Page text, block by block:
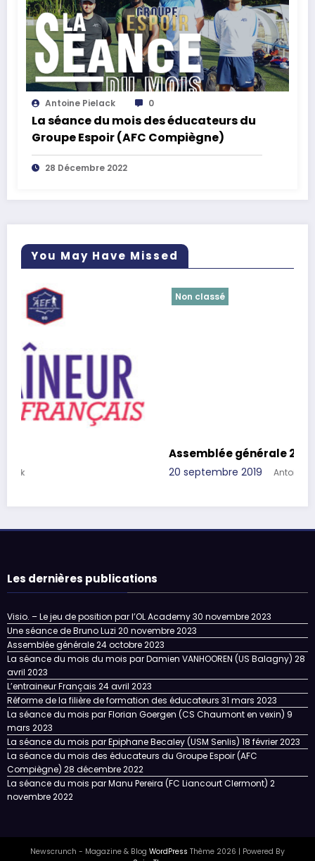
Antoine Pielack 0
La séance du mois des éducateurs du
Groupe Espoir (AFC Compiègne)
28 Décembre 2022
You May Have Missed
Non classé
Assemblée générale 2019
Antoine Pielack
Les dernières publications
Visio. – Le jeu de position par l’OL Academy30 novembre 2023
Une séance de Bruno Luzi 20 novembre 2023
Assemblée générale24 octobre 2023
La séance du mois du mois par Damien VANHOOREN (US Balagny) 28
avril 2023
L’entraineur Français 24 avril 2023
Réforme de la filière de formation des éducateurs 31 mars 2023
La séance du mois par Florian Goergen (CS Chaumont en vexin) 9
mars 2023
La séance du mois par Epiphane Becaley (USM Senlis) 18 février 2023
La séance du mois des éducateurs du Groupe Espoir (AFC
Compiègne) 28 décembre 2022
La séance du mois par Manu Pereira (FC Liancourt Clermont) 2
novembre 2022
Newscrunch - Magazine & Blog WordPress Thème 2026 | Powered By